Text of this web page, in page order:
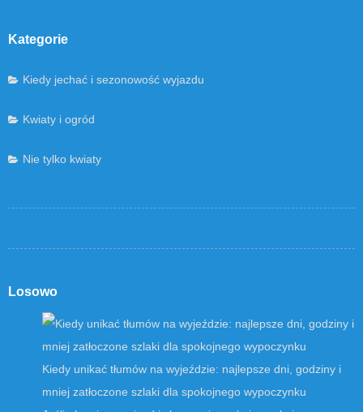
Kategorie
Kiedy jechać i sezonowość wyjazdu
Kwiaty i ogród
Nie tylko kwiaty
Losowo
Kiedy unikać tłumów na wyjeździe: najlepsze dni, godziny i
mniej zatłoczone szlaki dla spokojnego wypoczynku